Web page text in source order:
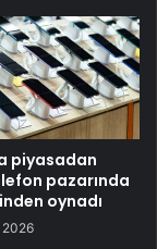
piyasadan
pazarında
oynadı
2026